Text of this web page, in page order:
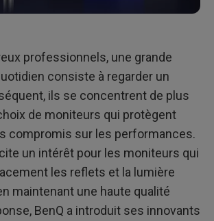
professionnels, une grande
consiste à regarder un
ils se concentrent de plus
de moniteurs qui protègent
compromis sur les performances.
un intérêt pour les moniteurs qui
les reflets et la lumière
maintenant une haute qualité
BenQ a introduit ses innovants